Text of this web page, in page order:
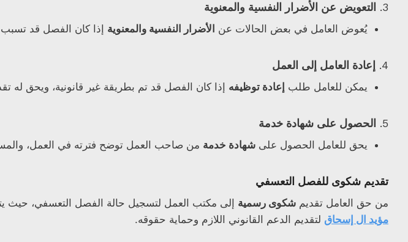
3. التعويض عن الأضرار النفسية والمعنوية
يُعوض العامل في بعض الحالات عن الأضرار النفسية والمعنوية إذا كان الفصل قد
4. إعادة العامل إلى العمل
يمكن للعامل طلب إعادة توظيفه إذا كان الفصل قد تم بطريقة غير قانونية، ويحق له
5. الحصول على شهادة خدمة
يحق للعامل الحصول على شهادة خدمة من صاحب العمل توضح فترته في العمل،
تقديم شكوى للفصل التعسفي
من حق العامل تقديم شكوى رسمية إلى مكتب العمل لتسجيل حالة الفصل التعسفي، حيث
مؤيد ال إسحاق لتقديم الدعم القانوني اللازم وحماية حقوقه.